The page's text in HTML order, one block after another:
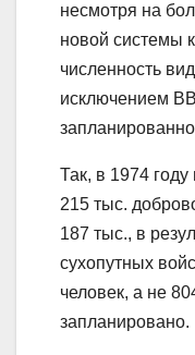
несмотря на
новой системы
численность
исключением
Так, в 1974
215 тыс.
187 тыс., в
сухопутных
человек, а не
запланировано.